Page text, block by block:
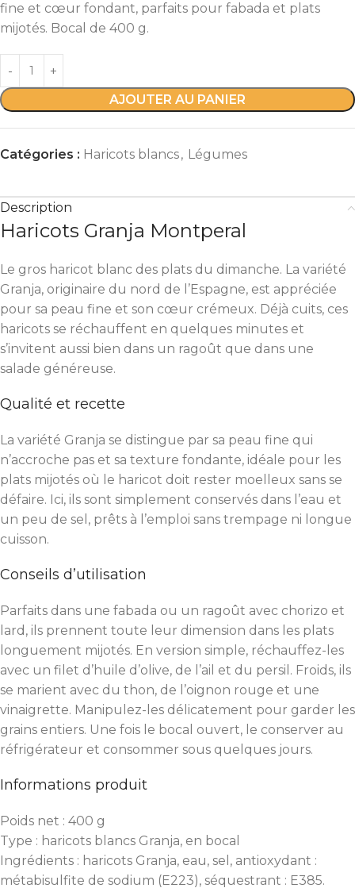
fine et cœur fondant, parfaits pour fabada et plats
mijotés. Bocal de 400 g.
AJOUTER AU PANIER
Catégories : Haricots blancs, Légumes
Description
Haricots Granja Montperal
Le gros haricot blanc des plats du dimanche. La variété
Granja, originaire du nord de l’Espagne, est appréciée
pour sa peau fine et son cœur crémeux. Déjà cuits, ces
haricots se réchauffent en quelques minutes et
s’invitent aussi bien dans un ragoût que dans une
salade généreuse.
Qualité et recette
La variété Granja se distingue par sa peau fine qui
n’accroche pas et sa texture fondante, idéale pour les
plats mijotés où le haricot doit rester moelleux sans se
défaire. Ici, ils sont simplement conservés dans l’eau et
un peu de sel, prêts à l’emploi sans trempage ni longue
cuisson.
Conseils d’utilisation
Parfaits dans une fabada ou un ragoût avec chorizo et
lard, ils prennent toute leur dimension dans les plats
longuement mijotés. En version simple, réchauffez-les
avec un filet d’huile d’olive, de l’ail et du persil. Froids, ils
se marient avec du thon, de l’oignon rouge et une
vinaigrette. Manipulez-les délicatement pour garder les
grains entiers. Une fois le bocal ouvert, le conserver au
réfrigérateur et consommer sous quelques jours.
Informations produit
Poids net : 400 g
Type : haricots blancs Granja, en bocal
Ingrédients : haricots Granja, eau, sel, antioxydant :
métabisulfite de sodium (E223), séquestrant : E385.